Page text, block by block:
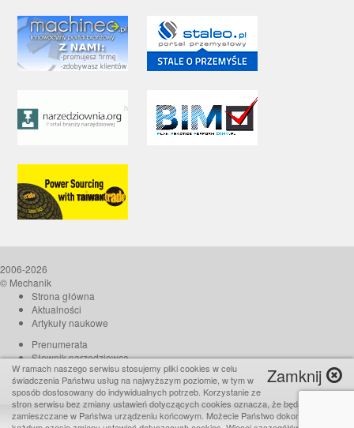
2006-2026
© Mechanik
Strona główna
Aktualności
Artykuły naukowe
Prenumerata
Słownik narzędziowca
O czasopiśmie
Reklama
Kontakt
Zamknij
W ramach naszego serwisu stosujemy pliki cookies w celu
świadczenia Państwu usług na najwyższym poziomie, w tym w
sposób dostosowany do indywidualnych potrzeb. Korzystanie ze
stron serwisu bez zmiany ustawień dotyczących cookies oznacza, że będą one
zamieszczane w Państwa urządzeniu końcowym. Możecie Państwo dokonać w